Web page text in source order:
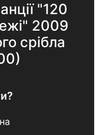
"120
2009
срібла